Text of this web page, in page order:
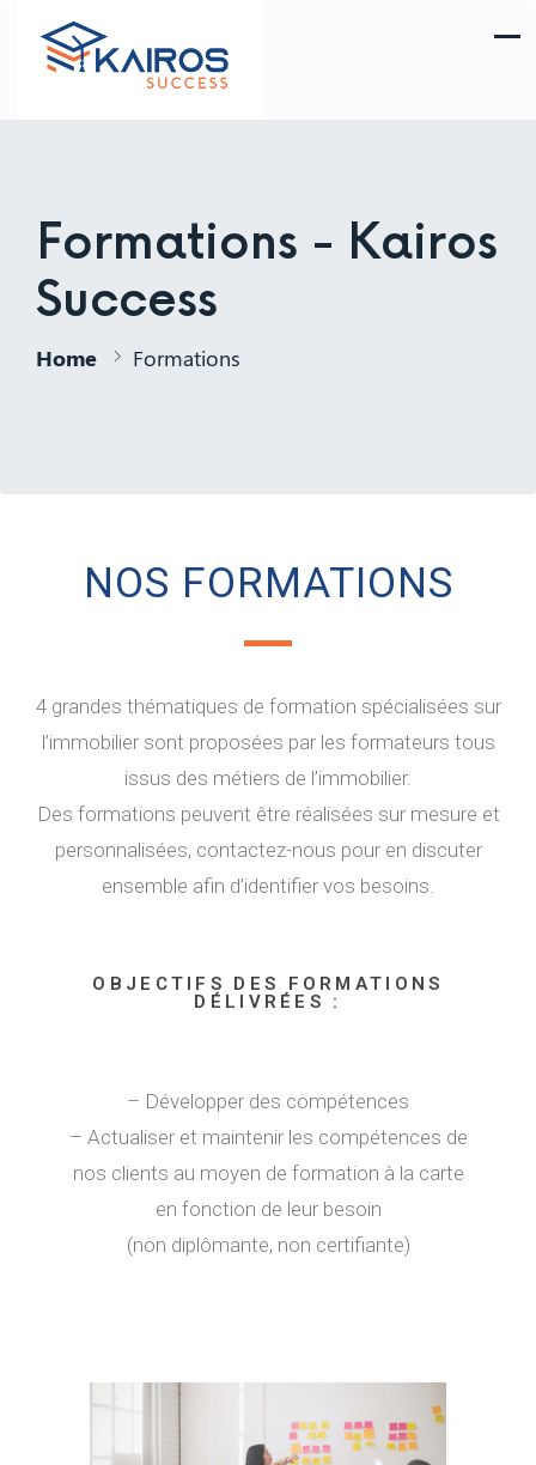
Formations - Kairos
Success
Home Formations
NOS FORMATIONS
4 grandes thématiques de formation spécialisées sur
l’immobilier sont proposées par les formateurs tous
issus des métiers de l’immobilier.
Des formations peuvent être réalisées sur mesure et
personnalisées, contactez-nous pour en discuter
ensemble afin d’identifier vos besoins.
OBJECTIFS DES FORMATIONS
DÉLIVRÉES :
– Développer des compétences
– Actualiser et maintenir les compétences de
nos clients au moyen de formation à la carte
en fonction de leur besoin
(non diplômante, non certifiante)